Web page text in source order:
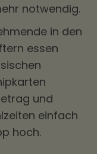
notwendig.
in den
essen
und
einfach
hoch.